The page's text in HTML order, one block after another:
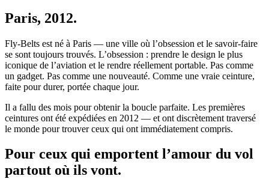
Paris, 2012.
Fly-Belts est né à Paris — une ville où l’obsession et le savoir-faire
se sont toujours trouvés. L’obsession : prendre le design le plus
iconique de l’aviation et le rendre réellement portable. Pas comme
un gadget. Pas comme une nouveauté. Comme une vraie ceinture,
faite pour durer, portée chaque jour.
Il a fallu des mois pour obtenir la boucle parfaite. Les premières
ceintures ont été expédiées en 2012 — et ont discrètement traversé
le monde pour trouver ceux qui ont immédiatement compris.
Pour ceux qui emportent l’amour du vol
partout où ils vont.